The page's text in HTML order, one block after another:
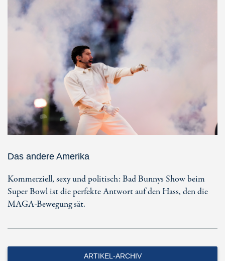
Das andere Amerika
Kommerziell, sexy und politisch: Bad Bunnys Show beim
Super Bowl ist die perfekte Antwort auf den Hass, den die
MAGA-Bewegung sät.
ARTIKEL-ARCHIV